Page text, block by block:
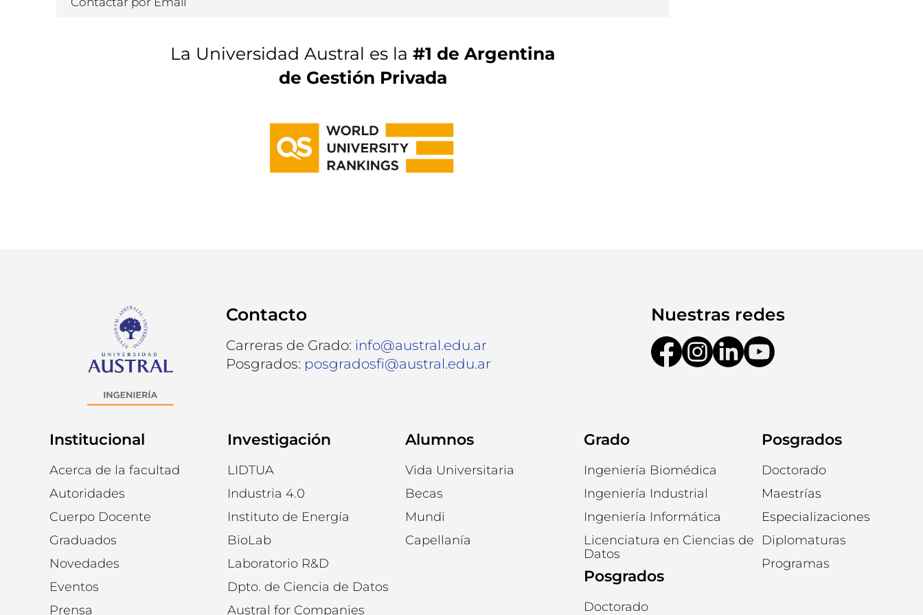
La Universidad Austral es la #1 de Argentina
de Gestión Privada
Contacto
Carreras de Grado: info@austral.edu.ar
Posgrados: posgradosfi@austral.edu.ar
Nuestras redes
Institucional
Acerca de la facultad
Autoridades
Cuerpo Docente
Graduados
Novedades
Eventos
Prensa
Investigación
LIDTUA
Industria 4.0
Instituto de Energía
BioLab
Laboratorio R&D
Dpto. de Ciencia de Datos
Austral for Companies
Alumnos
Vida Universitaria
Becas
Mundi
Capellanía
Grado
Ingeniería Biomédica
Ingeniería Industrial
Ingeniería Informática
Licenciatura en Ciencias de
Datos
Posgrados
Doctorado
Posgrados
Doctorado
Maestrías
Especializaciones
Diplomaturas
Programas